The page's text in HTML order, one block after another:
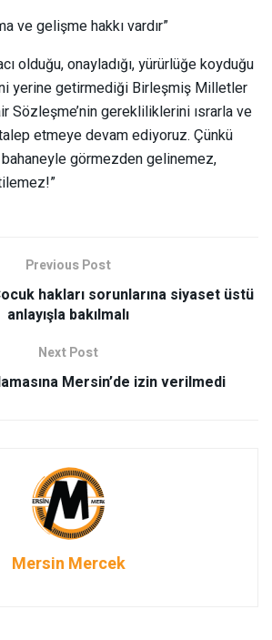
ve gelişme hakkı vardır”
olduğu, onayladığı, yürürlüğe koyduğu
yerine getirmediği Birleşmiş Milletler
Sözleşme’nin gerekliliklerini ısrarla ve
etmeye devam ediyoruz. Çünkü
görmezden gelinemez,
Previous Post
hakları sorunlarına siyaset üstü
anlayışla bakılmalı
Next Post
Mersin’de izin verilmedi
Mersin Mercek